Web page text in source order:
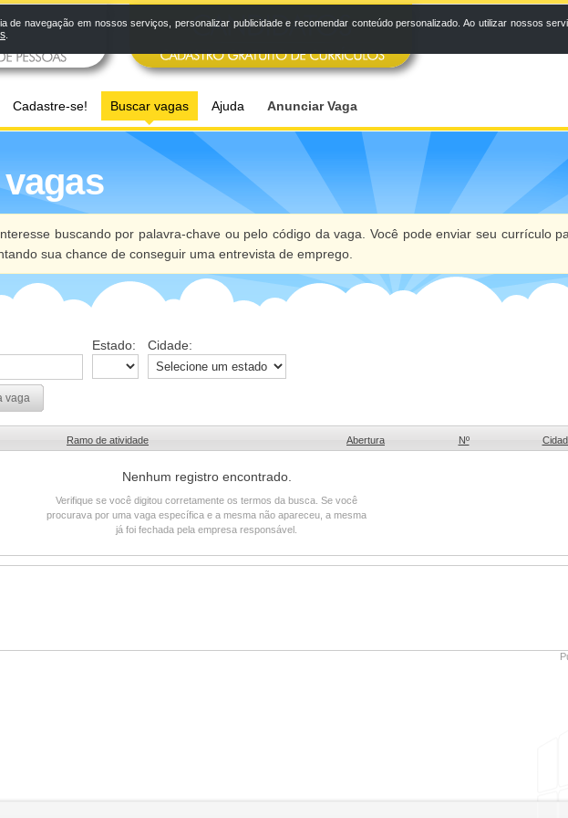
Cadastre-se! Buscar vagas Ajuda Anunciar Vaga
buscando por palavra-chave ou pelo código da vaga. Você pode enviar seu currículo
sua chance de conseguir uma entrevista de emprego.
Estado: Cidade:
vaga
Ramo de atividade Abertura Nº
Nenhum registro encontrado.
Verifique se você digitou corretamente os termos da busca. Se você
procurava por uma vaga específica e a mesma não apareceu, a mesma
já foi fechada pela empresa responsável.
navegação em nossos serviços, personalizar publicidade e recomendar conteúdo personalizado. Ao utilizar nossos